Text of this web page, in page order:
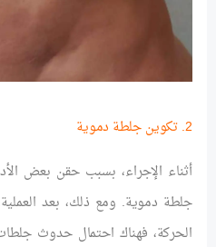
2. تكوين جلطة دموية
أثناء الإجراء، بسبب حقن بعض
جلطة دموية. ومع ذلك، بعد
الحركة، فهناك احتمال حدوث